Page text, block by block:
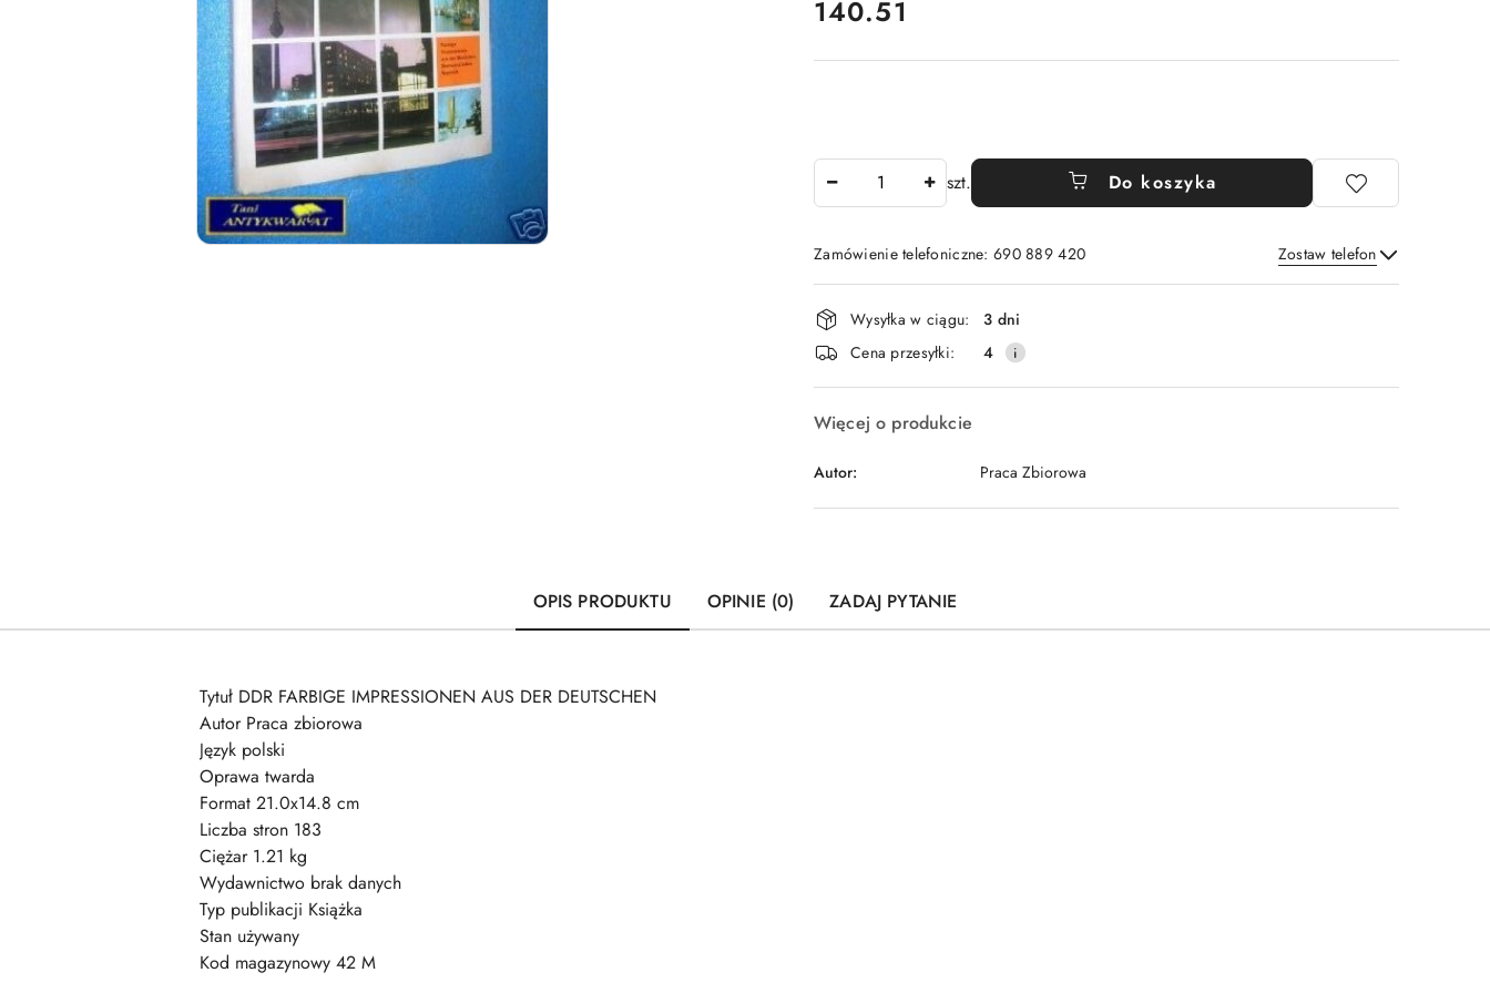
cena:
140.51
szt. Do koszyka
Zamówienie telefoniczne: 690 889 420 Zostaw telefon
Wyślij
Dostępność
i
dostawa
Wysyłka w ciągu:
3 dni
Cena przesyłki:
4
Więcej o produkcie
Autor: Praca Zbiorowa
OPIS PRODUKTU OPINIE (0) ZADAJ PYTANIE
Tytuł DDR FARBIGE IMPRESSIONEN AUS DER DEUTSCHEN
Autor Praca zbiorowa
Język polski
Oprawa twarda
Format 21.0x14.8 cm
Liczba stron 183
Ciężar 1.21 kg
Wydawnictwo brak danych
Typ publikacji Książka
Stan używany
Kod magazynowy 42 M